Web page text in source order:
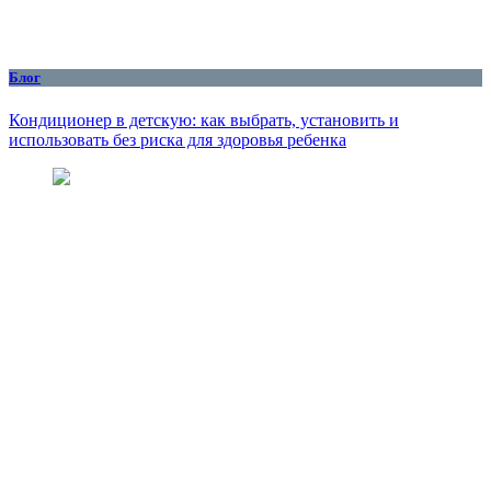
Блог
Кондиционер в детскую: как выбрать, установить и
использовать без риска для здоровья ребенка